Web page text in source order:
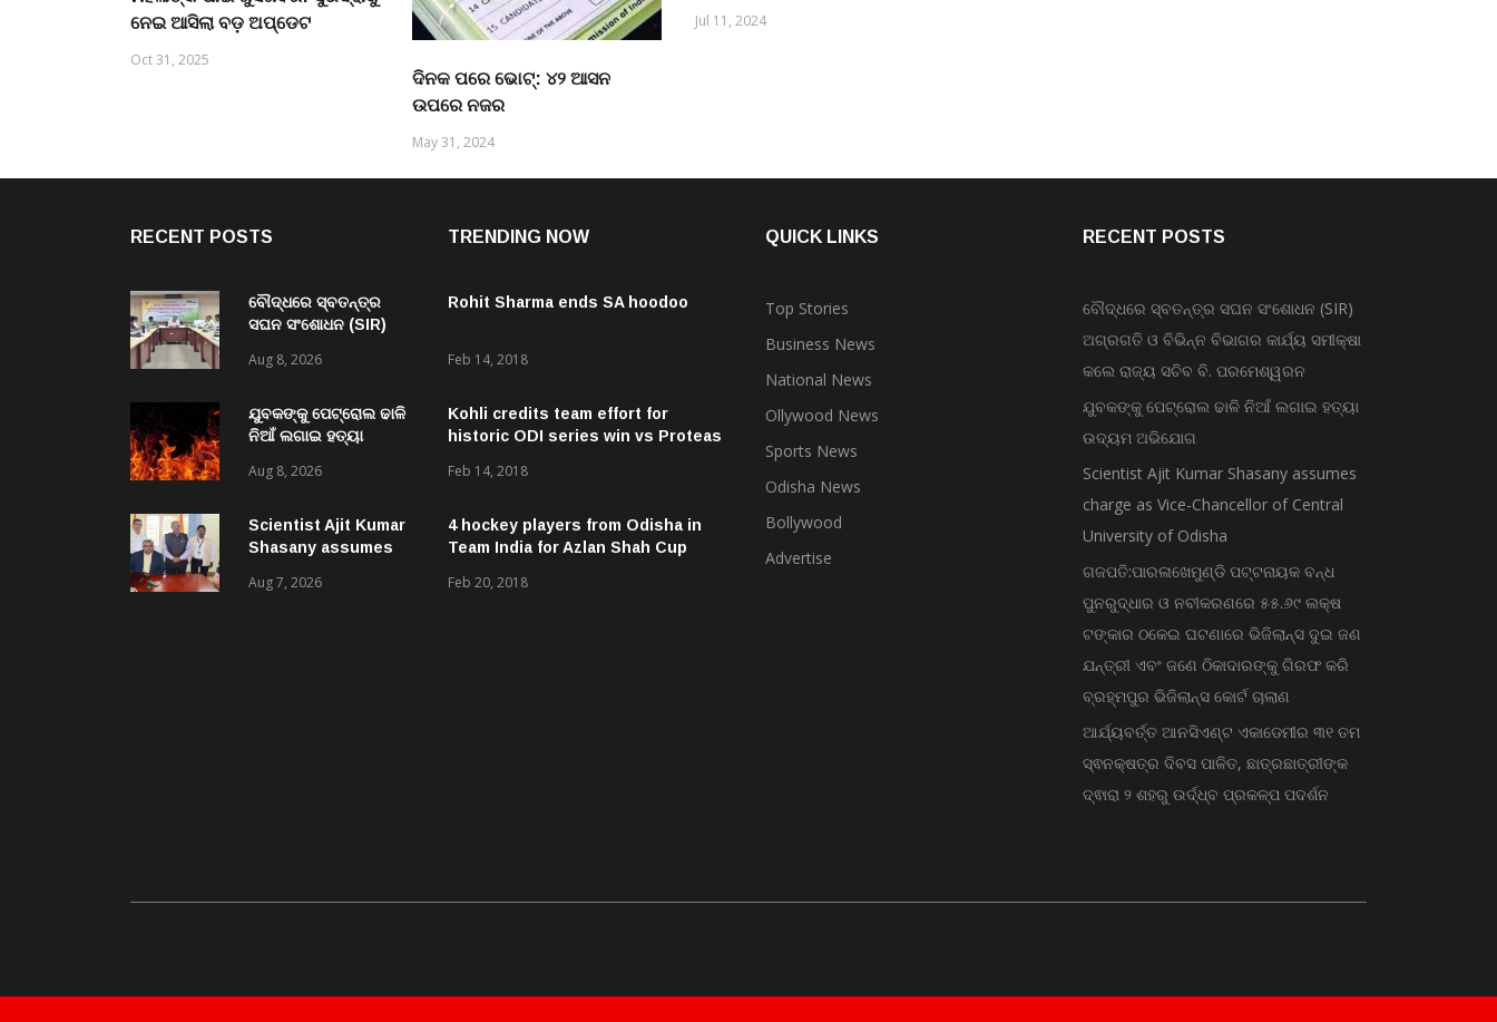
ନେଇ ଆସିଲା ବଡ଼ ଅପ୍‌ଡେଟ
Oct 31, 2025
ଦିନକ ପରେ ଭୋଟ୍: ୪୨ ଆସନ
ଉପରେ ନଜର
May 31, 2024
Jul 11, 2024
RECENT POSTS
ବୌଦ୍ଧରେ ସ୍ବତନ୍ତ୍ର
ସଘନ ସଂଶୋଧନ (SIR)
ବିଭାଗର କାର୍ଯ୍ୟ ସମୀକ୍ଷା
ପରମେଶ୍ୱରନ
Aug 8, 2026
ଯୁବକଙ୍କୁ ପେଟ୍ରୋଲ ଢାଳି
ନିଆଁ ଲଗାଇ ହତ୍ୟା
Aug 8, 2026
Scientist Ajit Kumar
Shasany assumes
Chancellor of
Aug 7, 2026
TRENDING NOW
Rohit Sharma ends SA hoodoo
Feb 14, 2018
Kohli credits team effort for
historic ODI series win vs Proteas
Feb 14, 2018
4 hockey players from Odisha in
Team India for Azlan Shah Cup
Feb 20, 2018
QUICK LINKS
Top Stories
Business News
National News
Ollywood News
Sports News
Odisha News
Bollywood
Advertise
RECENT POSTS
ବୌଦ୍ଧରେ ସ୍ବତନ୍ତ୍ର ସଘନ ସଂଶୋଧନ (SIR)
ଅଗ୍ରଗତି ଓ ବିଭିନ୍ନ ବିଭାଗର କାର୍ଯ୍ୟ ସମୀକ୍ଷା
କଲେ ରାଜ୍ୟ ସଚିବ ବି. ପରମେଶ୍ୱରନ
ଯୁବକଙ୍କୁ ପେଟ୍ରୋଲ ଢାଳି ନିଆଁ ଲଗାଇ ହତ୍ୟା
ଉଦ୍ୟମ ଅଭିଯୋଗ
Scientist Ajit Kumar Shasany assumes
charge as Vice-Chancellor of Central
University of Odisha
ଗଜପତି:ପାରଳାଖେମୁଣ୍ଡି ପଟ୍ଟନାୟକ ବନ୍ଧ
ପୁନରୁଦ୍ଧାର ଓ ନବୀକରଣରେ ୫୫.୬୯ ଲକ୍ଷ
ଟଙ୍କାର ଠକେଇ ଘଟଣାରେ ଭିଜିଲାନ୍ସ ଦୁଇ ଜଣ
ଯନ୍ତ୍ରୀ ଏବଂ ଜଣେ ଠିକାଦାରଙ୍କୁ ଗିରଫ କରି
ବ୍ରହ୍ମପୁର ଭିଜିଲାନ୍ସ କୋର୍ଟ ଚାଲାଣ
ଆର୍ଯ୍ୟବର୍ତ୍ତ ଆନସିଏଣ୍ଟ ଏକାଡେମୀର ୩୧ ତମ
ସ୍ଵନକ୍ଷତ୍ର ଦିବସ ପାଳିତ, ଛାତ୍ରଛାତ୍ରୀଙ୍କ
ଦ୍ଵାରା ୨ ଶହରୁ ଉର୍ଦ୍ଧ୍ବ ପ୍ରକଳ୍ପ ପଦର୍ଶନ